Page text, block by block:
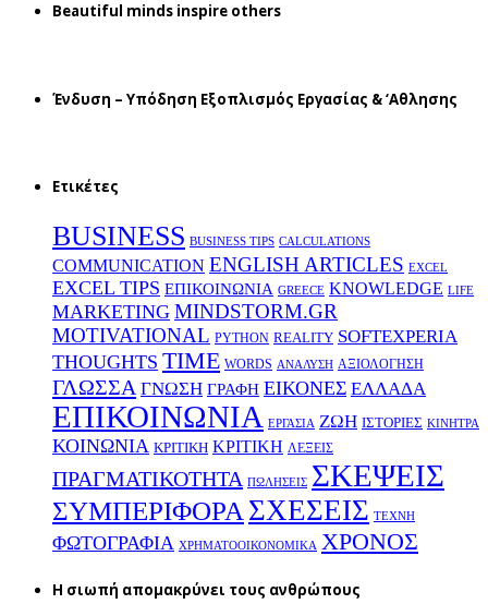
Beautiful minds inspire others
Ένδυση – Υπόδηση Εξοπλισμός Εργασίας & ‘Aθλησης
Ετικέτες
BUSINESS BUSINESS TIPS CALCULATIONS
COMMUNICATION ENGLISH ARTICLES EXCEL
EXCEL TIPS EΠΙΚΟΙΝΩΝΙΑ GREECE KNOWLEDGE LIFE
MARKETING MINDSTORM.GR
MOTIVATIONAL PYTHON REALITY SOFTEXPERIA
THOUGHTS TIME WORDS ΑΝΑΛΥΣΗ ΑΞΙΟΛΟΓΗΣΗ
ΓΛΩΣΣΑ ΓΝΩΣΗ ΓΡΑΦΗ ΕΙΚΟΝΕΣ ΕΛΛΑΔΑ
ΕΠΙΚΟΙΝΩΝΙΑ ΕΡΓΑΣΙΑ ΖΩΗ ΙΣΤΟΡΙΕΣ ΚΙΝΗΤΡΑ
ΚΟΙΝΩΝΙΑ ΚΡΙΤΙΚΗ ΚΡΙΤΙΚΗ ΛΕΞΕΙΣ
ΠΡΑΓΜΑΤΙΚΟΤΗΤΑ ΠΩΛΗΣΕΙΣ ΣΚΕΨΕΙΣ
ΣΥΜΠΕΡΙΦΟΡΑΣΧΕΣΕΙΣ ΤΕΧΝΗ
ΦΩΤΟΓΡΑΦΙΑ ΧΡΗΜΑΤΟΟΙΚΟΝΟΜΙΚΑ ΧΡΟΝΟΣ
H σιωπή απομακρύνει τους ανθρώπους